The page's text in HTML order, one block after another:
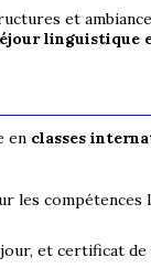
et
en classes
les
jour, et certificat